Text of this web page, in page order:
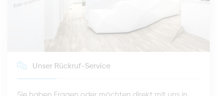
Unser Rückruf-Service